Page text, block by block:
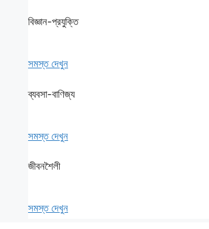
বিজ্ঞান-প্রযুক্তি
সমস্ত দেখুন
ব্যবসা-বাণিজ্য
সমস্ত দেখুন
জীবনশৈলী
সমস্ত দেখুন